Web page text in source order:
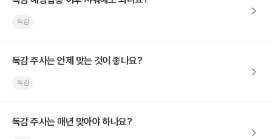
독감
독감 주사는 언제 맞는 것이 좋나요?
독감
독감 주사는 매년 맞아야 하나요?